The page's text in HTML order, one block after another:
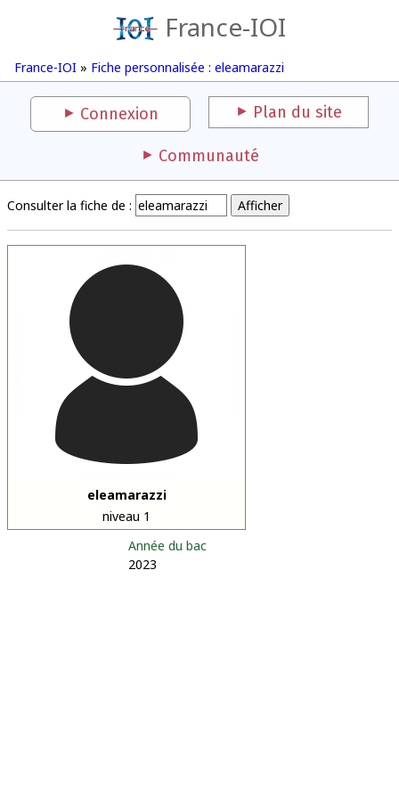
France-IOI
France-IOI » Fiche personnalisée : eleamarazzi
Connexion Plan du site
Communauté
Consulter la fiche de :
eleamarazzi
niveau 1
Année du bac
2023